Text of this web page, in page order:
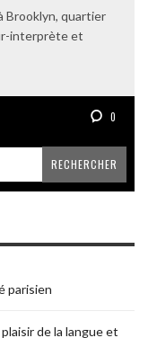
Brooklyn, quartier
interprète et
0
parisien
de la langue et